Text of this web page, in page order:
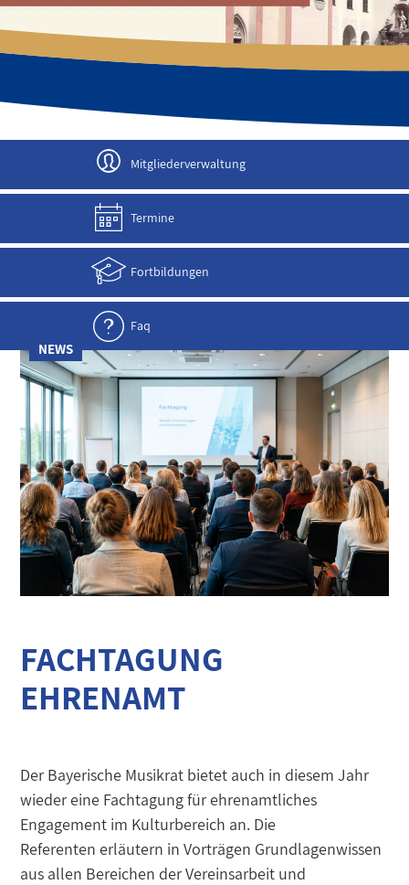
Mitgliederverwaltung
Termine
Fortbildungen
Faq
NEWS
FACHTAGUNG
EHRENAMT
Der Bayerische Musikrat bietet auch in diesem Jahr
wieder eine Fachtagung für ehrenamtliches
Engagement im Kulturbereich an. Die
Referenten erläutern in Vorträgen Grundlagenwissen
aus allen Bereichen der Vereinsarbeit und